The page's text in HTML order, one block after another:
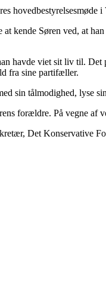
kende Søren ved, at
havde viet sit liv til. Det
fra sine partifæller.
sin tålmodighed, lyse
forældre. På vegne af
Det Konservative